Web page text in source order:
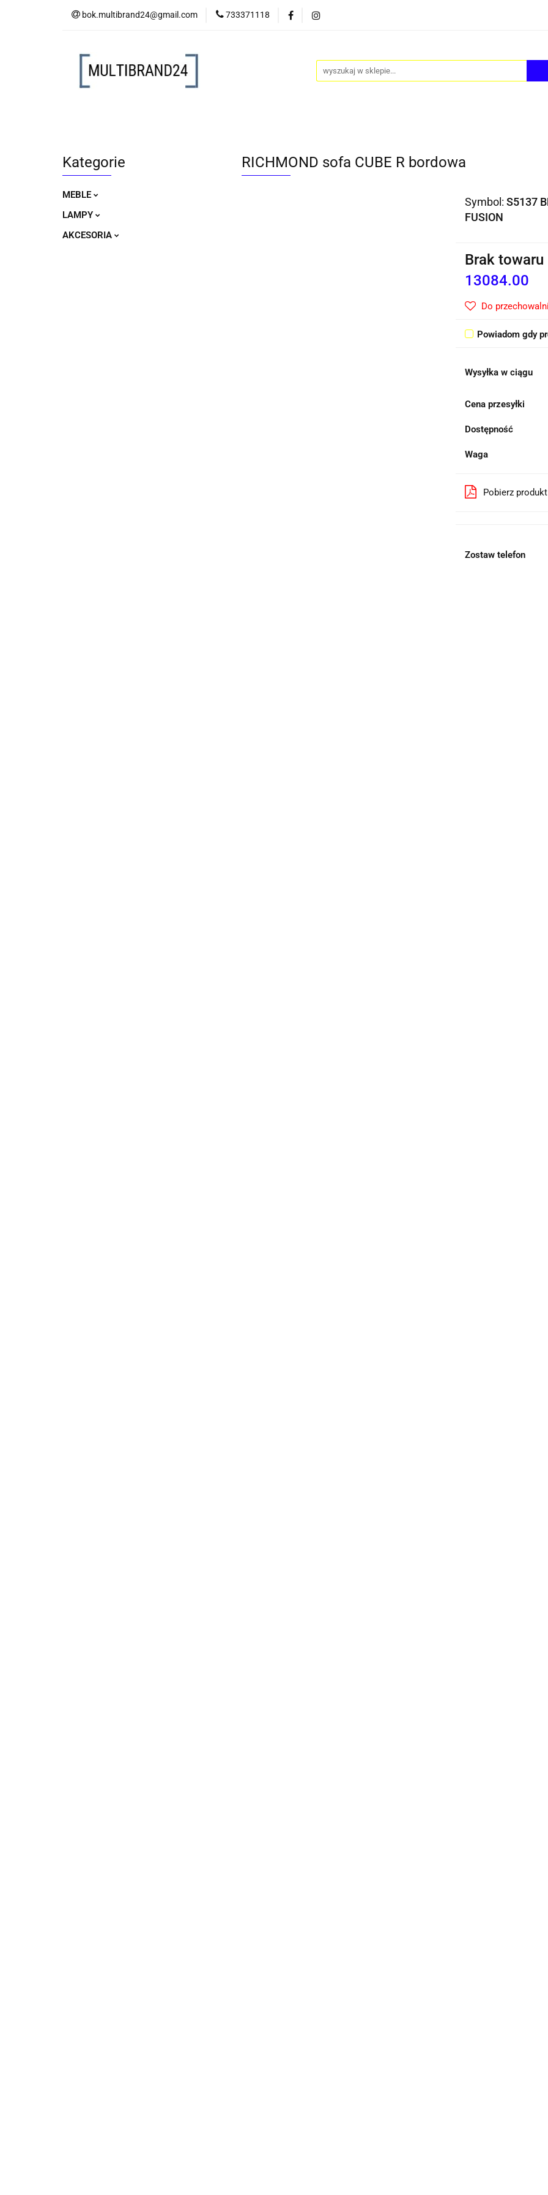
bok.multibrand24@gmail.com 733371118
MEBLE LAMPY AKCESORIA
Kategorie
MEBLE
LAMPY
AKCESORIA
RICHMOND sofa CUBE R bordowa
Symbol:S5137
FUSION
Brak towaru
13084.00
Do przechowalni
Powiadom gdy
Wysyłka w ciągu
Cena przesyłki
Dostępność
Waga
Pobierz
Zostaw telefon